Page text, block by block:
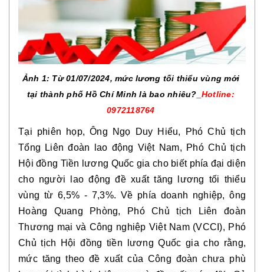
Ảnh 1: Từ 01/07/2024, mức lương tối thiểu vùng mới
tại thành phố Hồ Chí Minh là bao nhiêu?_ Hotline:
0972118764
Tại phiên họp, Ông Ngọ Duy Hiểu, Phó Chủ tịch
Tổng Liên đoàn lao động Việt Nam, Phó Chủ tịch
Hội đồng Tiền lương Quốc gia cho biết phía đại diện
cho người lao động đề xuất tăng lương tối thiểu
vùng từ 6,5% - 7,3%. Về phía doanh nghiệp, ông
Hoàng Quang Phòng, Phó Chủ tịch Liên đoàn
Thương mại và Công nghiệp Việt Nam (VCCI), Phó
Chủ tịch Hội đồng tiền lương Quốc gia cho rằng,
mức tăng theo đề xuất của Công đoàn chưa phù